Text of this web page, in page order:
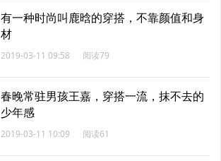
有一种时尚叫鹿晗的穿搭，不靠颜值和身
材
2019-03-11 09:58 阅读79
春晚常驻男孩王嘉，穿搭一流，抹不去的
少年感
2019-03-11 10:09 阅读61